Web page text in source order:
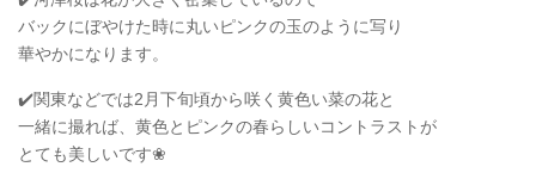
バックにぼやけた時に丸いピンクの玉のように写り
華やかになります。
✔️関東などでは2月下旬頃から咲く黄色い菜の花と
一緒に撮れば、黄色とピンクの春らしいコントラストが
とても美しいです❀